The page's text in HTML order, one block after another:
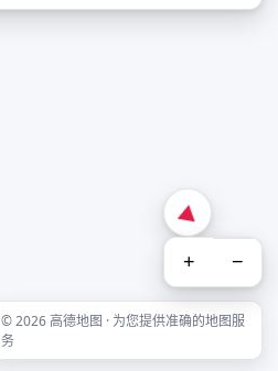
+ −
© 2026 高德地图 · 为您提供准确的地图服
务